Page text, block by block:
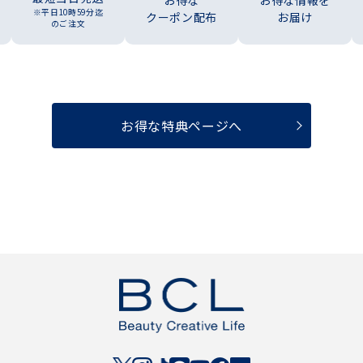
※平日10時59分迄
のご注文
クーポン配布
お届け
お得な特典ページへ